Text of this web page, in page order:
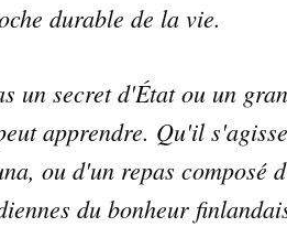
durable de la vie.
un secret d'État ou un
apprendre. Qu'il
ou d'un repas composé
du bonheur
naturellement
au vinaigre de
à mon guide dès
vinaigre de cidre de pomme